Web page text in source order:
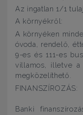
Az ingatlan 1/1
A környékről:
A környéken
óvoda, rendelő,
9-es és 111-es
villamos, illetve a
megközelíthető.
FINANSZÍROZÁS:
Banki